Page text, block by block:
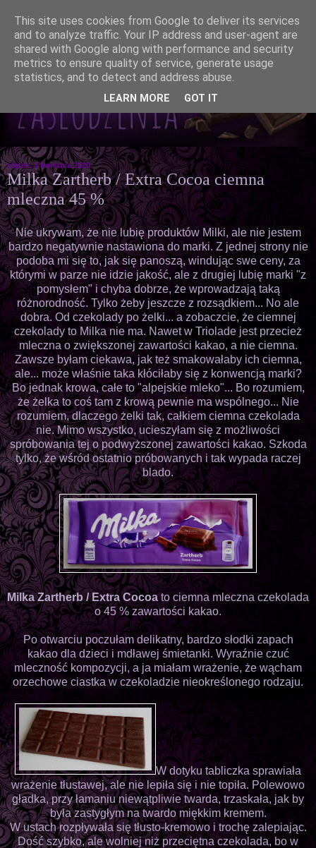
piątek, 3 kwietnia 2020
Milka Zartherb / Extra Cocoa ciemna
mleczna 45 %
Nie ukrywam, że nie lubię produktów Milki, ale nie jestem
bardzo negatywnie nastawiona do marki. Z jednej strony nie
podoba mi się to, jak się panoszą, windując swe ceny, za
którymi w parze nie idzie jakość, ale z drugiej lubię marki "z
pomysłem" i chyba dobrze, że wprowadzają taką
różnorodność. Tylko żeby jeszcze z rozsądkiem... No ale
dobra. Od czekolady po żelki... a zobaczcie, że ciemnej
czekolady to Milka nie ma. Nawet w Triolade jest przecież
mleczna o zwiększonej zawartości kakao, a nie ciemna.
Zawsze byłam ciekawa, jak też smakowałaby ich ciemna,
ale... może właśnie taka kłóciłaby się z konwencją marki?
Bo jednak krowa, całe to "alpejskie mleko"... Bo rozumiem,
że żelka to coś tam z krową pewnie ma wspólnego... Nie
rozumiem, dlaczego żelki tak, całkiem ciemna czekolada
nie. Mimo wszystko, ucieszyłam się z możliwości
spróbowania tej o podwyższonej zawartości kakao. Szkoda
tylko, że wśród ostatnio próbowanych i tak wypada raczej
blado.
Milka Zartherb / Extra Cocoa to ciemna mleczna czekolada
o 45 % zawartości kakao.
Po otwarciu poczułam delikatny, bardzo słodki zapach
kakao dla dzieci i mdławej śmietanki. Wyraźnie czuć
mleczność kompozycji, a ja miałam wrażenie, że wącham
orzechowe ciastka w czekoladzie nieokreślonego rodzaju.
W dotyku tabliczka sprawiała
wrażenie tłustawej, ale nie lepiła się i nie topiła. Polewowo
gładka, przy łamaniu niewątpliwie twarda, trzaskała, jak by
była zastygłym na twardo miękkim kremem.
W ustach rozpływała się tłusto-kremowo i trochę zalepiając.
Dość szybko, ale wolniej niż przeciętna czekolada, bo w
This site uses cookies from Google to deliver its services
and to analyze traffic. Your IP address and user-agent are
shared with Google along with performance and security
metrics to ensure quality of service, generate usage
statistics, and to detect and address abuse.
LEARN MORE GOT IT